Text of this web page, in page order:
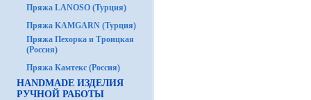
Пряжа LANOSO (Турция)
Пряжа KAMGARN (Турция)
Пряжа Пехорка и Троицкая
(Россия)
Пряжа Камтекс (Россия)
HANDMADE ИЗДЕЛИЯ
РУЧНОЙ РАБОТЫ